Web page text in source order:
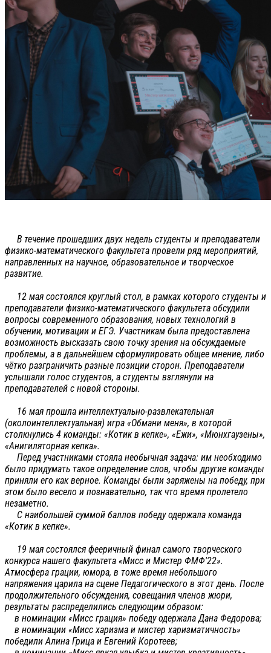
В течение прошедших двух недель студенты и преподаватели
физико-математического факультета провели ряд мероприятий,
направленных на научное, образовательное и творческое
развитие.
12 мая состоялся круглый стол, в рамках которого студенты и
преподаватели физико-математического факультета обсудили
вопросы современного образования, новых технологий в
обучении, мотивации и ЕГЭ. Участникам была предоставлена
возможность высказать свою точку зрения на обсуждаемые
проблемы, а в дальнейшем сформулировать общее мнение, либо
чётко разграничить разные позиции сторон. Преподаватели
услышали голос студентов, а студенты взглянули на
преподавателей с новой стороны.
16 мая прошла интеллектуально-развлекательная
(околоинтеллектуальная) игра «Обмани меня», в которой
столкнулись 4 команды: «Котик в кепке», «Ежи», «Мюнхгаузены»,
«Анигиляторная кепка».
Перед участниками стояла необычная задача: им необходимо
было придумать такое определение слов, чтобы другие команды
приняли его как верное. Команды были заряжены на победу, при
этом было весело и познавательно, так что время пролетело
незаметно.
С наибольшей суммой баллов победу одержала команда
«Котик в кепке».
19 мая состоялся фееричный финал самого творческого
конкурса нашего факультета «Мисс и Мистер ФМФ'22».
Атмосфера грации, юмора, в тоже время небольшого
напряжения царила на сцене Педагогического в этот день. После
продолжительного обсуждения, совещания членов жюри,
результаты распределились следующим образом:
в номинации «Мисс грация» победу одержала Дана Федорова;
в номинации «Мисс харизма и мистер харизматичность»
победили Алина Грица и Евгений Коротеев;